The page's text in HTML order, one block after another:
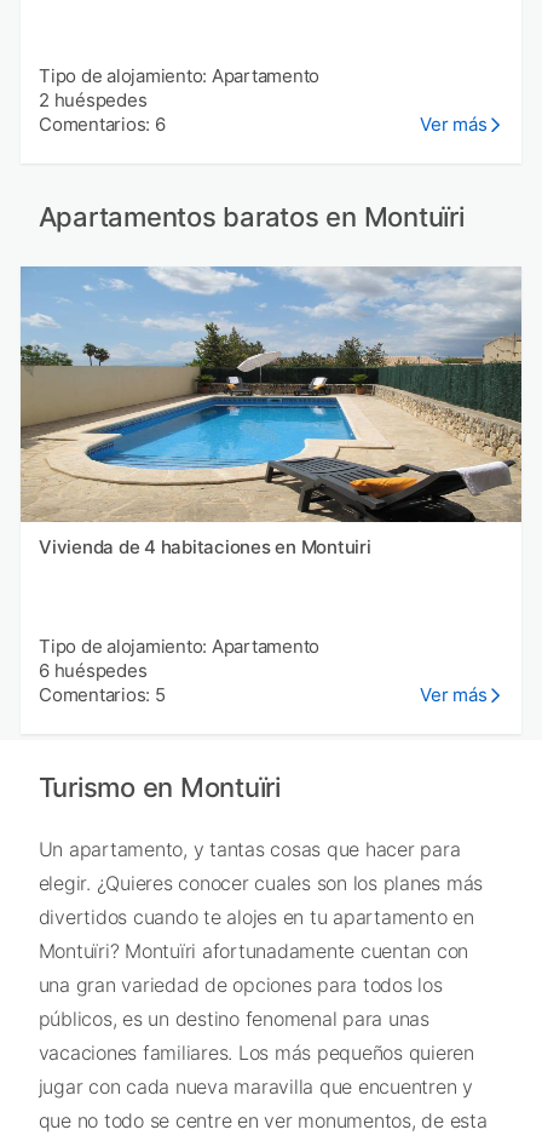
Tipo de alojamiento: Apartamento
2 huéspedes
Comentarios: 6
Ver más
Apartamentos baratos en Montuïri
Vivienda de 4 habitaciones en Montuiri
Tipo de alojamiento: Apartamento
6 huéspedes
Comentarios: 5
Ver más
Turismo en Montuïri
Un apartamento, y tantas cosas que hacer para
elegir. ¿Quieres conocer cuales son los planes más
divertidos cuando te alojes en tu apartamento en
Montuïri? Montuïri afortunadamente cuentan con
una gran variedad de opciones para todos los
públicos, es un destino fenomenal para unas
vacaciones familiares. Los más pequeños quieren
jugar con cada nueva maravilla que encuentren y
que no todo se centre en ver monumentos, de esta